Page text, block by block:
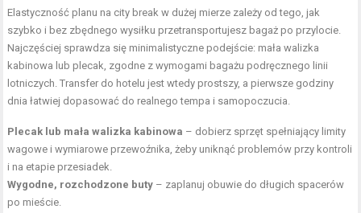
Elastyczność planu na city break w dużej mierze zależy od tego, jak
szybko i bez zbędnego wysiłku przetransportujesz bagaż po przylocie.
Najczęściej sprawdza się minimalistyczne podejście: mała walizka
kabinowa lub plecak, zgodne z wymogami bagażu podręcznego linii
lotniczych. Transfer do hotelu jest wtedy prostszy, a pierwsze godziny
dnia łatwiej dopasować do realnego tempa i samopoczucia.
Plecak lub mała walizka kabinowa – dobierz sprzęt spełniający limity
wagowe i wymiarowe przewoźnika, żeby uniknąć problemów przy kontroli
i na etapie przesiadek.
Wygodne, rozchodzone buty – zaplanuj obuwie do długich spacerów
po mieście.